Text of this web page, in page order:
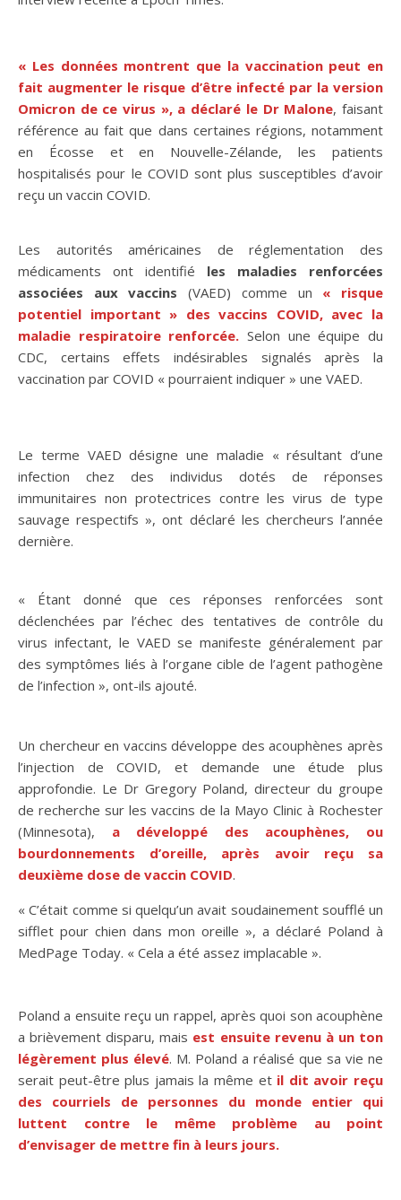
« Les données montrent que la vaccination peut en
fait augmenter le risque d’être infecté par la version
Omicron de ce virus », a déclaré le Dr Malone, faisant
référence au fait que dans certaines régions, notamment
en Écosse et en Nouvelle-Zélande, les patients
hospitalisés pour le COVID sont plus susceptibles d’avoir
reçu un vaccin COVID.
Les autorités américaines de réglementation des
médicaments ont identifié les maladies renforcées
associées aux vaccins(VAED) comme un « risque
potentiel important » des vaccins COVID, avec la
maladie respiratoire renforcée. Selon une équipe du
CDC, certains effets indésirables signalés après la
vaccination par COVID « pourraient indiquer » une VAED.
Le terme VAED désigne une maladie « résultant d’une
infection chez des individus dotés de réponses
immunitaires non protectrices contre les virus de type
sauvage respectifs », ont déclaré les chercheurs l’année
dernière.
« Étant donné que ces réponses renforcées sont
déclenchées par l’échec des tentatives de contrôle du
virus infectant, le VAED se manifeste généralement par
des symptômes liés à l’organe cible de l’agent pathogène
de l’infection », ont-ils ajouté.
Un chercheur en vaccins développe des acouphènes après
l’injection de COVID, et demande une étude plus
approfondie. Le Dr Gregory Poland, directeur du groupe
de recherche sur les vaccins de la Mayo Clinic à Rochester
(Minnesota), a développé des acouphènes, ou
bourdonnements d’oreille, après avoir reçu sa
deuxième dose de vaccin COVID.
« C’était comme si quelqu’un avait soudainement soufflé un
sifflet pour chien dans mon oreille », a déclaré Poland à
MedPage Today. « Cela a été assez implacable ».
Poland a ensuite reçu un rappel, après quoi son acouphène
a brièvement disparu, mais est ensuite revenu à un ton
légèrement plus élevé. M. Poland a réalisé que sa vie ne
serait peut-être plus jamais la même et il dit avoir reçu
des courriels de personnes du monde entier qui
luttent contre le même problème au point
d’envisager de mettre fin à leurs jours.